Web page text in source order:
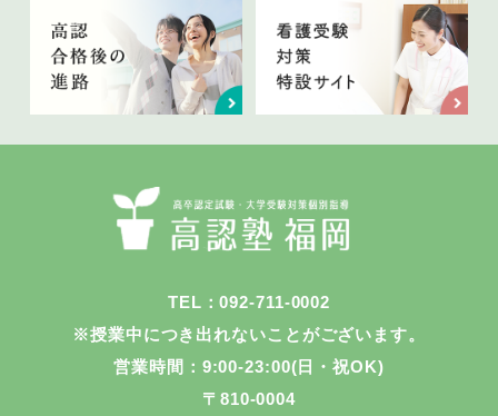
TEL：092-711-0002
※授業中につき出れないことがございます。
営業時間：9:00-23:00(日・祝OK)
〒810-0004